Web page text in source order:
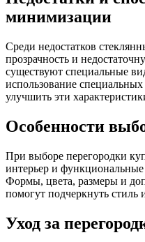
минимизации
Среди недостатков
прозрачность и
существуют специальные
использование
улучшить эти
Особенности
При выборе перегородки
интерьер и
Формы, цвета, размеры и
помогут подчеркнуть стиль
Уход за